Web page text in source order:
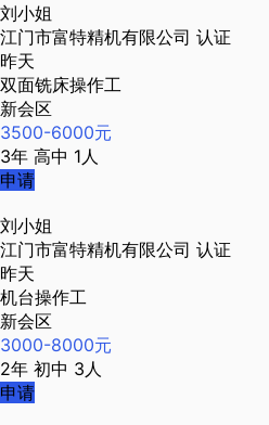
刘小姐
江门市富特精机有限公司 认证
昨天
双面铣床操作工
新会区
3500-6000元
3年 高中 1人
申请
刘小姐
江门市富特精机有限公司 认证
昨天
机台操作工
新会区
3000-8000元
2年 初中 3人
申请